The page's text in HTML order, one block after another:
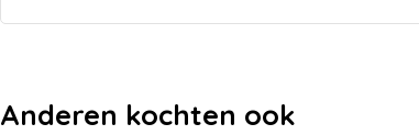
Anderen kochten ook